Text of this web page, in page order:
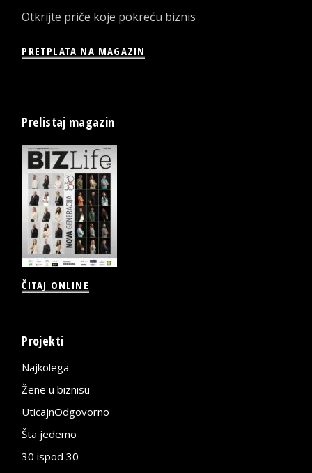
Otkrijte priče koje pokreću biznis
PRETPLATA NA MAGAZIN
Prelistaj magazin
ČITAJ ONLINE
Projekti
Najkolega
Žene u biznisu
UticajnOdgovorno
Šta jedemo
30 ispod 30